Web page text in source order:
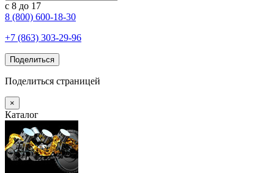
с 8 до 17
8 (800) 600-18-30
+7 (863) 303-29-96
Поделиться
Поделиться страницей
×
Каталог